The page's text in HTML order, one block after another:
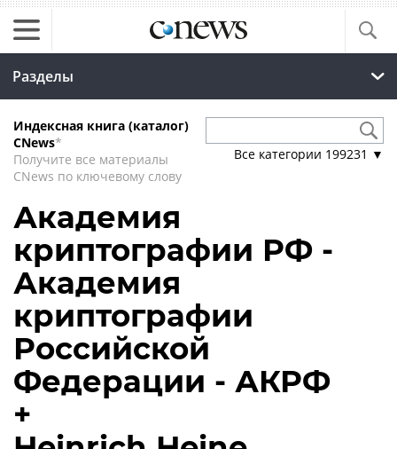
Разделы
Индексная книга (каталог)
CNews*
Получите все материалы
CNews по ключевому слову
Все категории 199231 ▼
Академия
криптографии РФ -
Академия
криптографии
Российской
Федерации - АКРФ
+